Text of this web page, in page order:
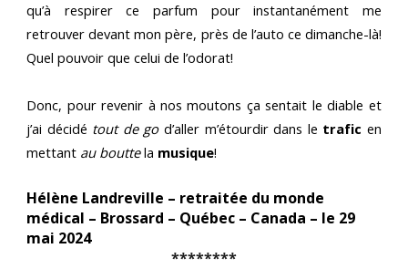
qu’à respirer ce parfum pour instantanément me
retrouver devant mon père, près de l’auto ce dimanche-là!
Quel pouvoir que celui de l’odorat!
Donc, pour revenir à nos moutons ça sentait le diable et
j’ai décidé tout de god’aller m’étourdir dans le trafic en
mettant au bouttela musique!
Hélène Landreville – retraitée du monde
médical – Brossard – Québec – Canada – le 29
mai 2024
********